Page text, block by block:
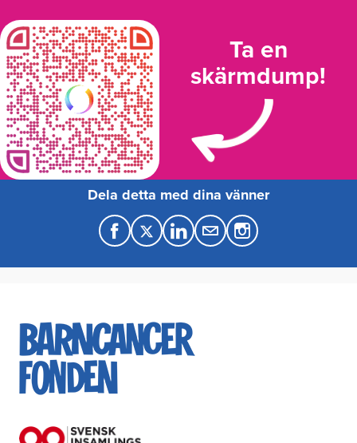
Ta en
skärmdump!
Dela detta med dina vänner
F
a
e
b
T
w
t
t
L
i
k
e
M
a